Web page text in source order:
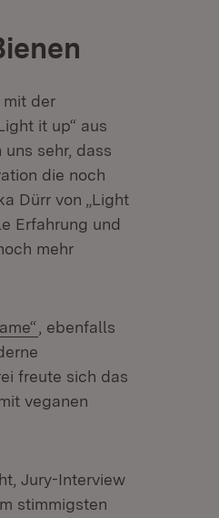
mit der
it up“ aus
sehr, dass
die noch
Dürr von „Light
Erfahrung und
mehr
(Öffnet in neuem Fenster)
, ebenfalls
freute sich das
veganen
Jury-Interview
stimmigsten